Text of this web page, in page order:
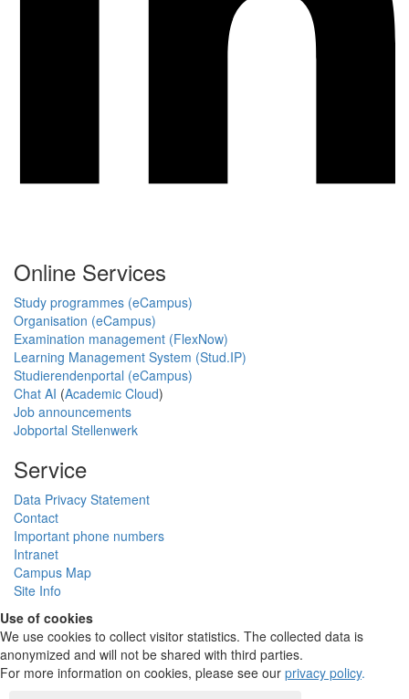
Online Services
Study programmes (eCampus)
Organisation (eCampus)
Examination management (FlexNow)
Learning Management System (Stud.IP)
Studierendenportal (eCampus)
Chat AI (Academic Cloud)
Job announcements
Jobportal Stellenwerk
Service
Data Privacy Statement
Contact
Important phone numbers
Intranet
Campus Map
Site Info
Use of cookies
We use cookies to collect visitor statistics. The collected data is
anonymized and will not be shared with third parties.
For more information on cookies, please see our privacy policy.